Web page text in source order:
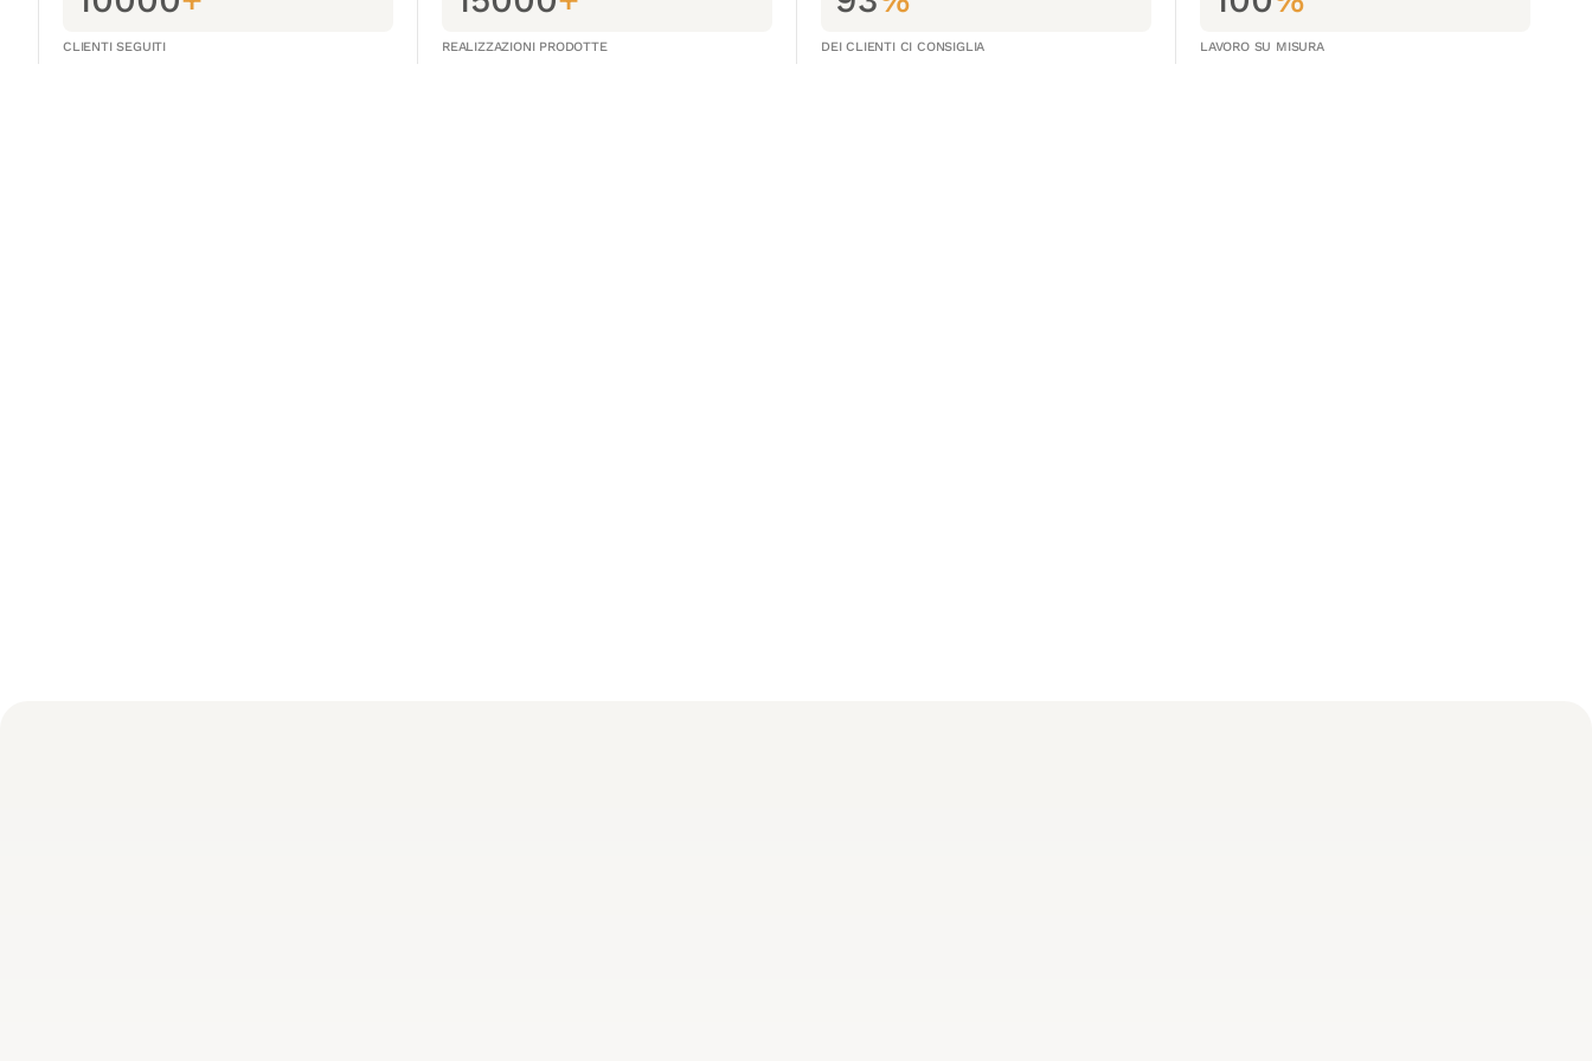
CLIENTI SEGUITI REALIZZAZIONI PRODOTTE DEI CLIENTI CI CONSIGLIA LAVORO SU MISURA